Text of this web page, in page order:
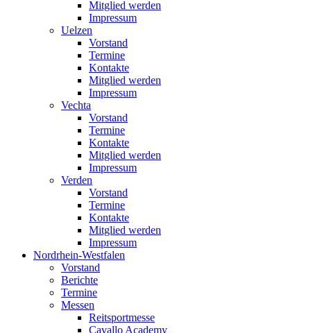
Mitglied werden
Impressum
Uelzen
Vorstand
Termine
Kontakte
Mitglied werden
Impressum
Vechta
Vorstand
Termine
Kontakte
Mitglied werden
Impressum
Verden
Vorstand
Termine
Kontakte
Mitglied werden
Impressum
Nordrhein-Westfalen
Vorstand
Berichte
Termine
Messen
Reitsportmesse
Cavallo Academy